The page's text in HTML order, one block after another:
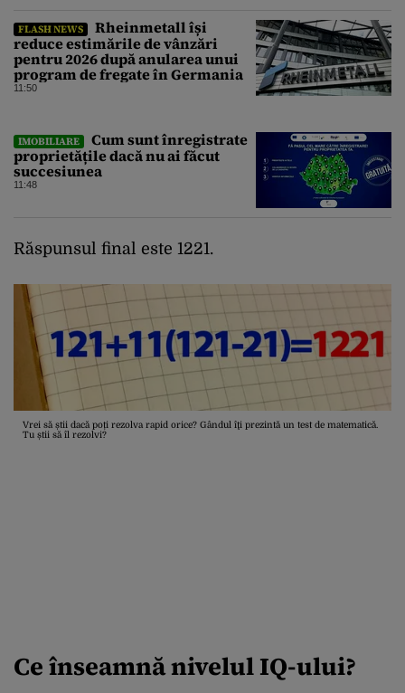
FLASH NEWS
Rheinmetall își
reduce estimările de vânzări
pentru 2026 după anularea unui
program de fregate în Germania
11:50
IMOBILIARE
Cum sunt înregistrate
proprietățile dacă nu ai făcut
succesiunea
11:48
Răspunsul final este 1221.
Vrei să știi dacă poți rezolva rapid orice? Gândul îţi prezintă un test de matematică.
Tu știi să îl rezolvi?
Ce înseamnă nivelul IQ-ului?